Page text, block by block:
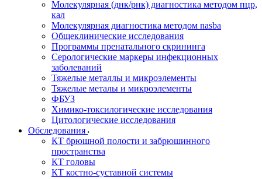
Молекулярная (днк/рнк) диагностика методом пцр,
кал
Молекулярная диагностика методом nasba
Общеклинические исследования
Программы пренатального скрининга
Серологические маркеры инфекционных
заболеваний
Тяжелые металлы и микроэлементы
Тяжелые металы и микроэлементы
ФБУЗ
Химико-токсилогические исследования
Цитологические исследования
Обследования
КТ брюшной полости и забрюшинного
пространства
КТ головы
КТ костно-суставной системы